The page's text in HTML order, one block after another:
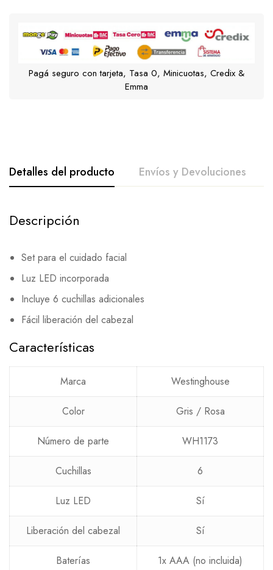
Pagá seguro con tarjeta, Tasa 0, Minicuotas, Credix &
Emma
Detalles del producto Envíos y Devoluciones
Descripción
Set para el cuidado facial
Luz LED incorporada
Incluye 6 cuchillas adicionales
Fácil liberación del cabezal
Características
Marca Westinghouse
Color Gris / Rosa
Número de parte WH1173
Cuchillas 6
Luz LED Sí
Liberación del cabezal Sí
Baterías 1x AAA (no incluida)